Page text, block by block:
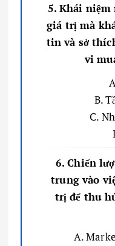
5. Khái niệm
giá trị mà
tin và sở
vi
B.
C.
6. Chiến
trung vào
trị để thu
A.